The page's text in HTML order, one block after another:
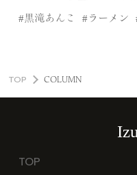
黒滝あんこ ラーメン
TOP COLUMN
TOP